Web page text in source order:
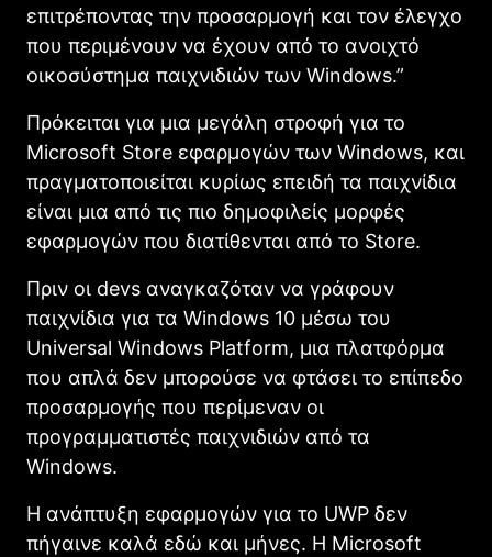
επιτρέποντας την προσαρμογή και τον έλεγχο
που περιμένουν να έχουν από το ανοιχτό
οικοσύστημα παιχνιδιών των Windows.”
Πρόκειται για μια μεγάλη στροφή για το
Microsoft Store εφαρμογών των Windows, και
πραγματοποιείται κυρίως επειδή τα παιχνίδια
είναι μια από τις πιο δημοφιλείς μορφές
εφαρμογών που διατίθενται από το Store.
Πριν οι devs αναγκαζόταν να γράφουν
παιχνίδια για τα Windows 10 μέσω του
Universal Windows Platform, μια πλατφόρμα
που απλά δεν μπορούσε να φτάσει το επίπεδο
προσαρμογής που περίμεναν οι
προγραμματιστές παιχνιδιών από τα
Windows.
Η ανάπτυξη εφαρμογών για το UWP δεν
πήγαινε καλά εδώ και μήνες. Η Microsoft